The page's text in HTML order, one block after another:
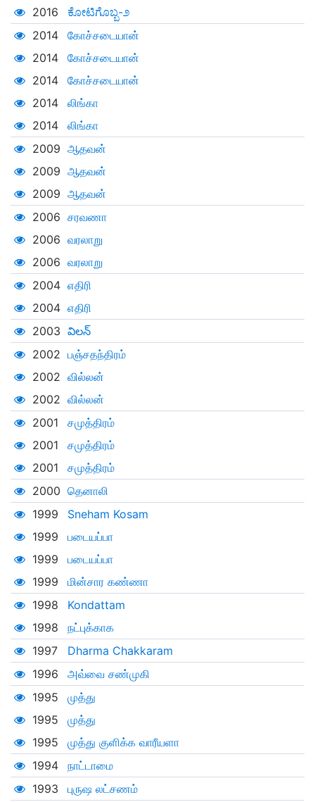
2016
ಕೋಟಿಗೊಬ್ಬ-೨
2014
கோச்சடையான்
2014
கோச்சடையான்
2014
கோச்சடையான்
2014
லிங்கா
2014
லிங்கா
2009 ஆதவன்
2009 ஆதவன்
2009 ஆதவன்
2006 சரவணா
2006 வரலாறு
2006 வரலாறு
2004 எதிரி
2004 எதிரி
2003 విలన్
2002 பஞ்சதந்திரம்
2002 வில்லன்
2002 வில்லன்
2001
சமுத்திரம்
2001
சமுத்திரம்
2001
சமுத்திரம்
2000 தெனாலி
1999
Sneham Kosam
1999
படையப்பா
1999
படையப்பா
1999
மின்சார கண்ணா
1998
Kondattam
1998
நட்புக்காக
1997
Dharma Chakkaram
1996
அவ்வை சண்முகி
1995
முத்து
1995
முத்து
1995
முத்து குளிக்க வாரீயளா
1994
நாட்டாமை
1993
புருஷ லட்சணம்